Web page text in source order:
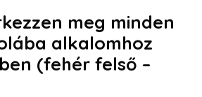
meg minden
alkalomhoz
(fehér felső –